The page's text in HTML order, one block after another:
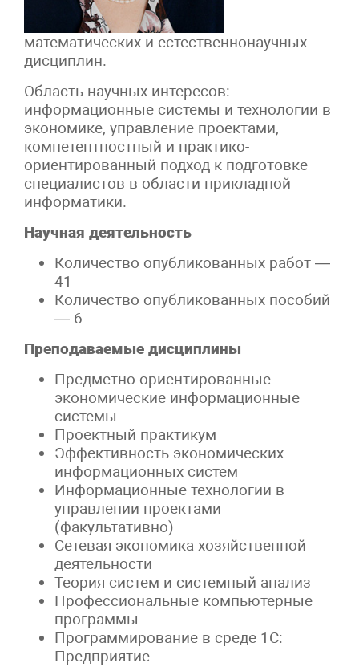
математических и естественнонаучных
дисциплин.
Область научных интересов:
информационные системы и технологии в
экономике, управление проектами,
компетентностный и практико-
ориентированный подход к подготовке
специалистов в области прикладной
информатики.
Научная деятельность
Количество опубликованных работ —
41
Количество опубликованных пособий
— 6
Преподаваемые дисциплины
Предметно-ориентированные
экономические информационные
системы
Проектный практикум
Эффективность экономических
информационных систем
Информационные технологии в
управлении проектами
(факультативно)
Сетевая экономика хозяйственной
деятельности
Теория систем и системный анализ
Профессиональные компьютерные
программы
Программирование в среде 1С:
Предприятие